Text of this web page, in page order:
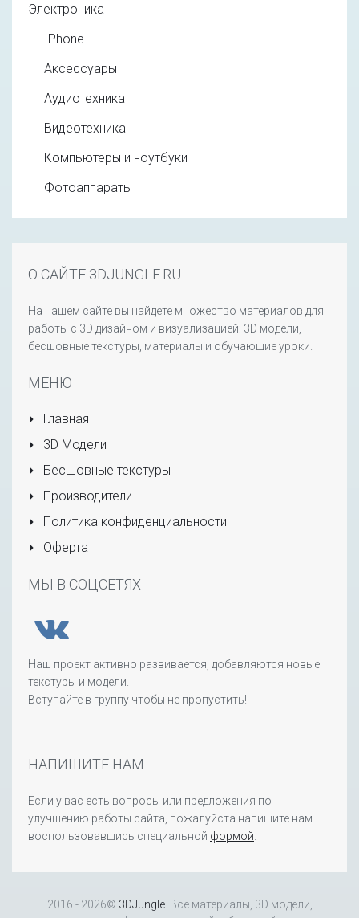
Электроника
IPhone
Аксессуары
Аудиотехника
Видеотехника
Компьютеры и ноутбуки
Фотоаппараты
О САЙТЕ 3DJUNGLE.RU
На нашем сайте вы найдете множество материалов для
работы с 3D дизайном и визуализацией: 3D модели,
бесшовные текстуры, материалы и обучающие уроки.
МЕНЮ
Главная
3D Модели
Бесшовные текстуры
Производители
Политика конфиденциальности
Оферта
МЫ В СОЦСЕТЯХ
Наш проект активно развивается, добавляются новые
текстуры и модели.
Вступайте в группу чтобы не пропустить!
НАПИШИТЕ НАМ
Если у вас есть вопросы или предложения по
улучшению работы сайта, пожалуйста напишите нам
воспользовавшись специальной формой
2016 - 2026© 3DJungle. Все материалы, 3D модели,